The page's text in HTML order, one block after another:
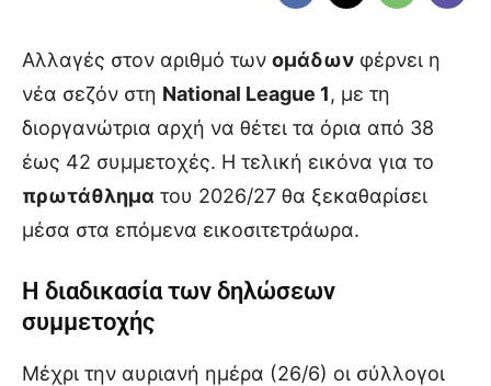
Αλλαγές στον αριθμό των ομάδων φέρνει η
νέα σεζόν στη National League 1, με τη
διοργανώτρια αρχή να θέτει τα όρια από 38
έως 42 συμμετοχές. Η τελική εικόνα για το
πρωτάθλημα του 2026/27 θα ξεκαθαρίσει
μέσα στα επόμενα εικοσιτετράωρα.
Η διαδικασία των δηλώσεων
συμμετοχής
Μέχρι την αυριανή ημέρα (26/6) οι σύλλογοι